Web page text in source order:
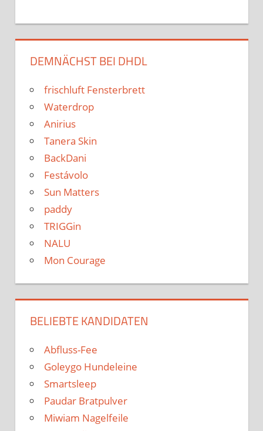
DEMNÄCHST BEI DHDL
frischluft Fensterbrett
Waterdrop
Anirius
Tanera Skin
BackDani
Festávolo
Sun Matters
paddy
TRIGGin
NALU
Mon Courage
BELIEBTE KANDIDATEN
Abfluss-Fee
Goleygo Hundeleine
Smartsleep
Paudar Bratpulver
Miwiam Nagelfeile